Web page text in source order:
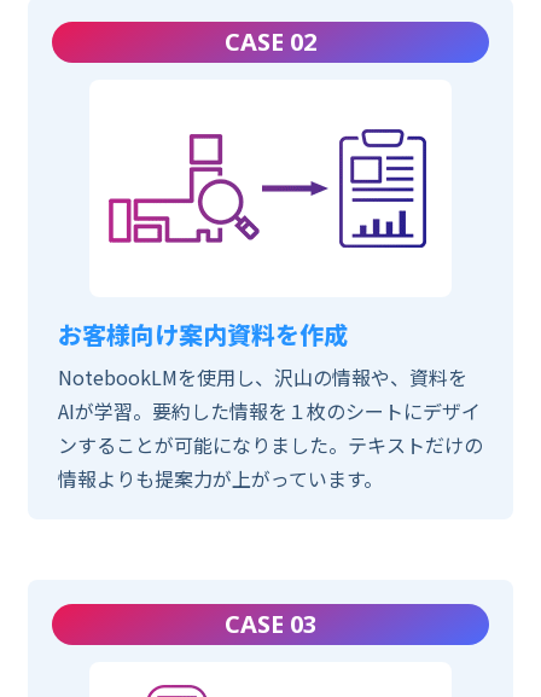
CASE 02
お客様向け案内資料を作成
NotebookLMを使用し、沢山の情報や、資料を
AIが学習。要約した情報を１枚のシートにデザイ
ンすることが可能になりました。テキストだけの
情報よりも提案力が上がっています。
CASE 03